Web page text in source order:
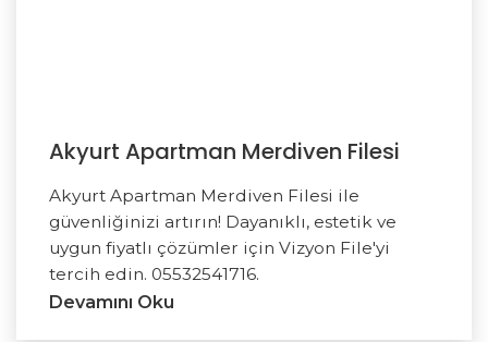
Akyurt Apartman Merdiven Filesi
Akyurt Apartman Merdiven Filesi ile
güvenliğinizi artırın! Dayanıklı, estetik ve
uygun fiyatlı çözümler için Vizyon File'yi
tercih edin. 05532541716.
Devamını Oku